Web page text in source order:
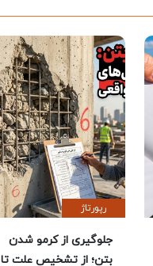
رپورتاژ
جلوگیری از کرمو شدن
بتن؛ از تشخیص علت تا